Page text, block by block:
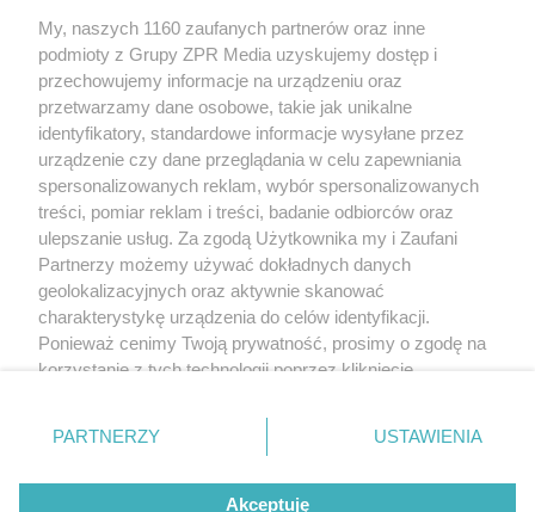
rozpowszechniany lub dalej rozpowszechniany w jakikolwiek sposób
(w tym także elektroniczny lub mechaniczny) na jakimkolwiek polu
eksploatacji w jakiejkolwiek formie, włącznie z umieszczaniem w
Internecie bez pisemnej zgody właściciela praw. Jakiekolwiek użycie
lub wykorzystanie utworów w całości lub w części z naruszeniem
prawa, tzn. bez właściwej zgody, jest zabronione pod groźbą kary i
może być ścigane prawnie.
O nas
Informacje prawne
Nasze serwisy
My, naszych 1160 zaufanych partnerów oraz inne
podmioty z Grupy ZPR Media uzyskujemy dostęp i
przechowujemy informacje na urządzeniu oraz
przetwarzamy dane osobowe, takie jak unikalne
identyfikatory, standardowe informacje wysyłane przez
urządzenie czy dane przeglądania w celu zapewniania
spersonalizowanych reklam, wybór spersonalizowanych
treści, pomiar reklam i treści, badanie odbiorców oraz
ulepszanie usług. Za zgodą Użytkownika my i Zaufani
Partnerzy możemy używać dokładnych danych
geolokalizacyjnych oraz aktywnie skanować
charakterystykę urządzenia do celów identyfikacji.
Ponieważ cenimy Twoją prywatność, prosimy o zgodę na
korzystanie z tych technologii poprzez kliknięcie
zmienić/wycofać klikając przycisk ustawień prywatności
znajdujący się w lewym dolnym rogu strony
rodzaje przetwarzania danych nie wymagają zgody
użytkownika, ale masz prawo sprzeciwić się takiemu
PARTNERZY USTAWIENIA
Akceptuję